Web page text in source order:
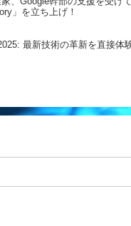
」を立ち上げ！
最新技術の革新を直接体